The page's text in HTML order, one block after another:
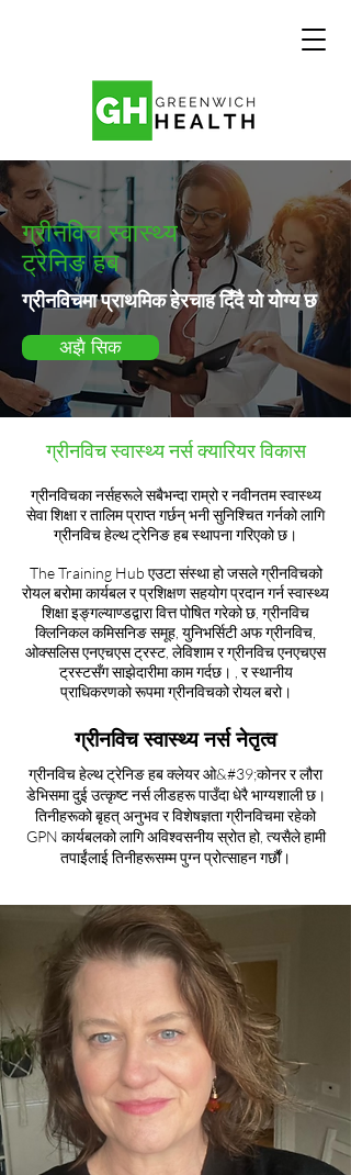
ग्रीनविच स्वास्थ्य
ट्रेनिङ हब
ग्रीनविचमा प्राथमिक हेरचाह दिँदै यो योग्य छ
अझै सिक
ग्रीनविच स्वास्थ्य नर्स क्यारियर विकास
ग्रीनविचका नर्सहरूले सबैभन्दा राम्रो र नवीनतम स्वास्थ्य
सेवा शिक्षा र तालिम प्राप्त गर्छन् भनी सुनिश्चित गर्नको लागि
ग्रीनविच हेल्थ ट्रेनिङ हब स्थापना गरिएको छ।
The Training Hub एउटा संस्था हो जसले ग्रीनविचको
रोयल बरोमा कार्यबल र प्रशिक्षण सहयोग प्रदान गर्न स्वास्थ्य
शिक्षा इङ्गल्याण्डद्वारा वित्त पोषित गरेको छ, ग्रीनविच
क्लिनिकल कमिसनिङ समूह, युनिभर्सिटी अफ ग्रीनविच,
ओक्सलिस एनएचएस ट्रस्ट, लेविशाम र ग्रीनविच एनएचएस
ट्रस्टसँग साझेदारीमा काम गर्दछ। , र स्थानीय
प्राधिकरणको रूपमा ग्रीनविचको रोयल बरो।
ग्रीनविच स्वास्थ्य नर्स नेतृत्व
ग्रीनविच हेल्थ ट्रेनिङ हब क्लेयर ओ&#39;कोनर र लौरा
डेभिसमा दुई उत्कृष्ट नर्स लीडहरू पाउँदा धेरै भाग्यशाली छ।
तिनीहरूको बृहत् अनुभव र विशेषज्ञता ग्रीनविचमा रहेको
GPN कार्यबलको लागि अविश्वसनीय स्रोत हो, त्यसैले हामी
तपाईंलाई तिनीहरूसम्म पुग्न प्रोत्साहन गर्छौं।